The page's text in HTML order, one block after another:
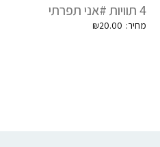
4 תוויות #אני תפרתי
₪20.00